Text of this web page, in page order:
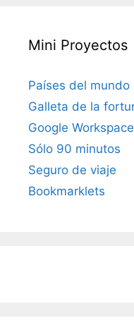
Mini Proyectos
Países del mundo
Galleta de la
Google
Sólo 90 minutos
Seguro de viaje
Bookmarklets